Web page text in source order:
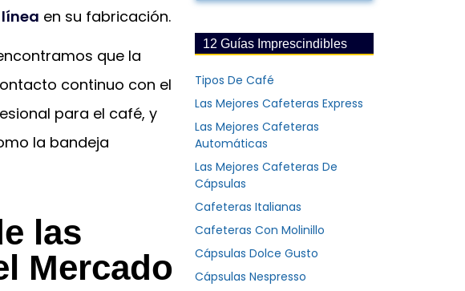
en su fabricación.
que la
continuo con el
para el café, y
la bandeja
las
Mercado
12 Guías Imprescindibles
Tipos De Café
Las Mejores Cafeteras Express
Las Mejores Cafeteras
Automáticas
Las Mejores Cafeteras De
Cápsulas
Cafeteras Italianas
Cafeteras Con Molinillo
Cápsulas Dolce Gusto
Cápsulas Nespresso